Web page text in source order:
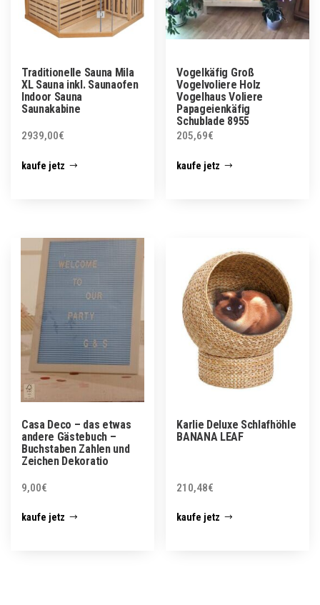
Traditionelle Sauna Mila
XL Sauna inkl. Saunaofen
Indoor Sauna
Saunakabine
2939,00€
kaufe jetz
Vogelkäfig Groß
Vogelvoliere Holz
Vogelhaus Voliere
Papageienkäfig
Schublade 8955
205,69€
kaufe jetz
Casa Deco – das etwas
andere Gästebuch –
Buchstaben Zahlen und
Zeichen Dekoratio
9,00€
kaufe jetz
Karlie Deluxe Schlafhöhle
BANANA LEAF
210,48€
kaufe jetz